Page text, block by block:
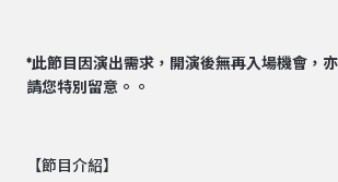
*此節目因演出需求，開演後無再入場機會，
請您特別留意。。
【節目介紹】